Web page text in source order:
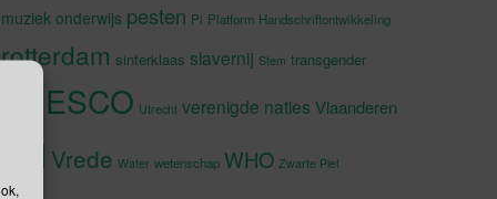
muziek onderwijs pesten Pi Platform Handschriftontwikkeling
rotterdam sinterklaas slavernij Stem transgender
UNESCO Utrecht verenigde naties Vlaanderen
VN Vrede Water wetenschap WHO Zwarte Piet